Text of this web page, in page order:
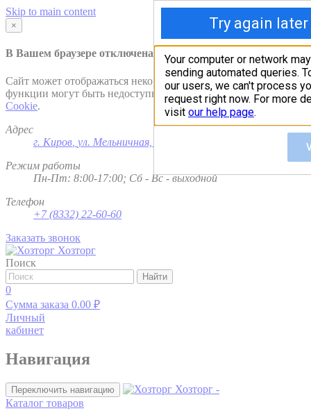
Skip to main content
×
В Вашем браузере отключена поддержка Cookie
Сайт может отображаться некорректно и/или некоторые
функции могут быть недоступны. Рекомендуем включить
Cookie.
Адрес
г. Киров ул. Мельничная, д. 1
Режим работы
Пн-Пт: 8:00-17:00; Сб - Вс - выходной
Телефон
+7 (8332) 22-60-60
Заказать звонок
Хозторг
Поиск
Найти
0
Сумма заказа 0.00 ₽
Личный
кабинет
Навигация
Переключить навигацию
Хозторг -
Каталог товаров